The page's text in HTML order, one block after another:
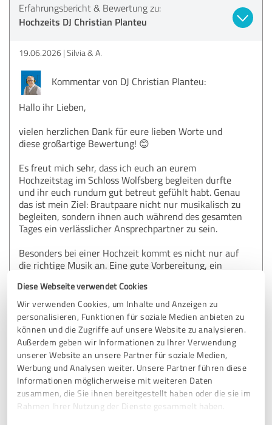
Diese Webseite verwendet Cookies
Wir verwenden Cookies, um Inhalte und Anzeigen zu
personalisieren, Funktionen für soziale Medien anbieten zu
können und die Zugriffe auf unsere Website zu analysieren.
Außerdem geben wir Informationen zu Ihrer Verwendung
unserer Website an unsere Partner für soziale Medien,
Werbung und Analysen weiter. Unsere Partner führen diese
Informationen möglicherweise mit weiteren Daten
zusammen, die Sie ihnen bereitgestellt haben oder die sie im
Rahmen Ihrer Nutzung der Dienste gesammelt haben.
Erfahrungsbericht & Bewertung zu:
Hochzeits DJ Christian Planteu
19.06.2026 Silvia & A.
Kommentar von DJ Christian Planteu:
Hallo ihr Lieben,
vielen herzlichen Dank für eure lieben Worte und
diese großartige Bewertung! 😊
Es freut mich sehr, dass ich euch an eurem
Hochzeitstag im Schloss Wolfsberg begleiten durfte
und ihr euch rundum gut betreut gefühlt habt. Genau
das ist mein Ziel: Brautpaare nicht nur musikalisch zu
begleiten, sondern ihnen auch während des gesamten
Tages ein verlässlicher Ansprechpartner zu sein.
Besonders bei einer Hochzeit kommt es nicht nur auf
die richtige Musik an. Eine gute Vorbereitung, ein
passenden Moment tragen entscheidend dazu bei,
dass sich Gäste wohlfühlen und eine natürliche,
ausgelassene Stimmung entsteht.
Für zukünftige Brautpaare möchte ich gerne einen
Tipp mitgeben: Nehmt euch ausreichend Zeit für die
Planung eures Festes. Je besser die Wünsche,
Programmpunkte und musikalischen Vorstellungen im
Vorfeld abgestimmt werden, desto entspannter könnt
ihr euren großen Tag genießen.